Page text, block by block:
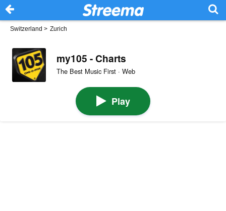
Switzerland > Zurich
my105 - Charts
The Best Music First · Web
Play